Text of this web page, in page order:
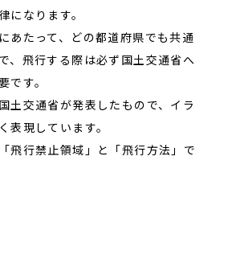
になります。
あたって、どの都道府県でも共通
、飛行する際は必ず国土交通省へ
です。
土交通省が発表したもので、イラ
表現しています。
飛行禁止領域」と「飛行方法」で